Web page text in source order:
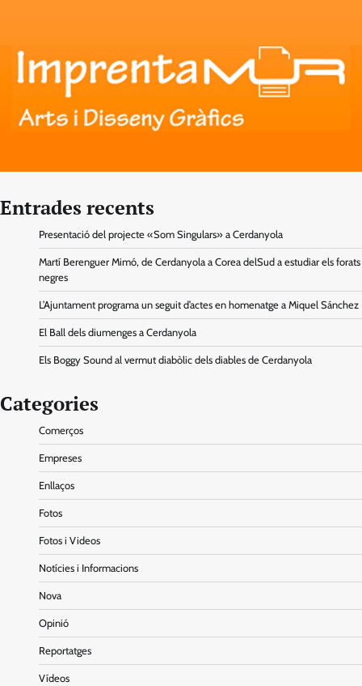
Entrades recents
Presentació del projecte «Som Singulars» a Cerdanyola
Martí Berenguer Mimó, de Cerdanyola a Corea delSud a estudiar els forats
negres
L’Ajuntament programa un seguit d’actes en homenatge a Miquel Sánchez
El Ball dels diumenges a Cerdanyola
Els Boggy Sound al vermut diabòlic dels diables de Cerdanyola
Categories
Comerços
Empreses
Enllaços
Fotos
Fotos i Videos
Notícies i Informacions
Nova
Opinió
Reportatges
Vídeos